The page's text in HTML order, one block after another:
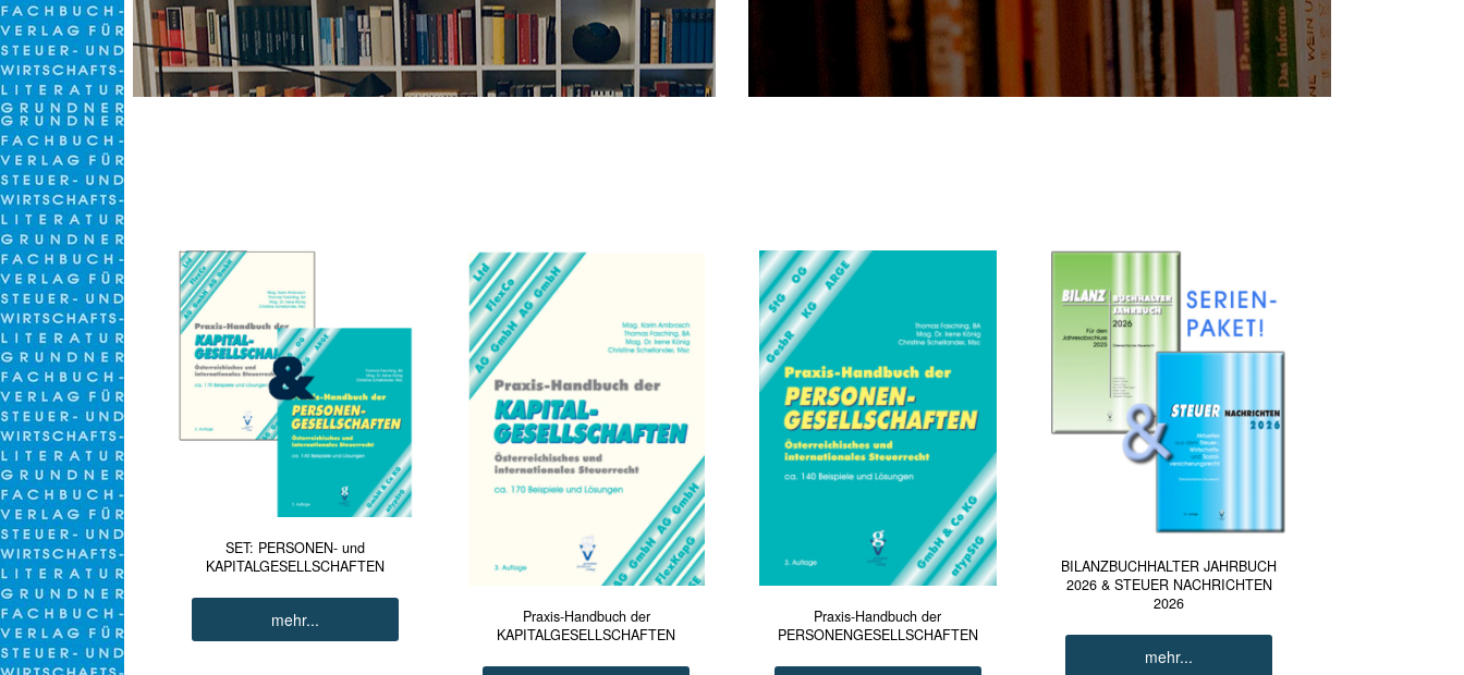
SET: PERSONEN- und
KAPITALGESELLSCHAFTEN
mehr...
Praxis-Handbuch der
KAPITALGESELLSCHAFTEN
Praxis-Handbuch der
PERSONENGESELLSCHAFTEN
BILANZBUCHHALTER JAHRBUCH
2026 & STEUER NACHRICHTEN
2026
mehr...